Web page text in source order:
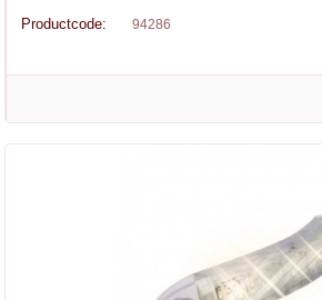
Productcode: 94286